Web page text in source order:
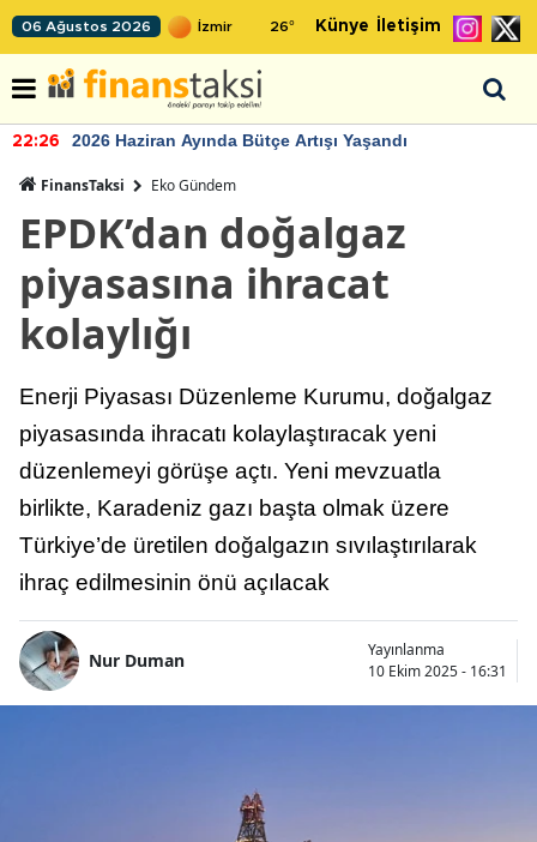
06 Ağustos 2026 26° Künye İletişim
22:26 2026 Haziran Ayında Bütçe Artışı Yaşandı
FinansTaksi Eko Gündem
EPDK’dan doğalgaz
piyasasına ihracat
kolaylığı
Enerji Piyasası Düzenleme Kurumu, doğalgaz
piyasasında ihracatı kolaylaştıracak yeni
düzenlemeyi görüşe açtı. Yeni mevzuatla
birlikte, Karadeniz gazı başta olmak üzere
Türkiye’de üretilen doğalgazın sıvılaştırılarak
ihraç edilmesinin önü açılacak
Nur Duman
Yayınlanma
10 Ekim 2025 - 16:31